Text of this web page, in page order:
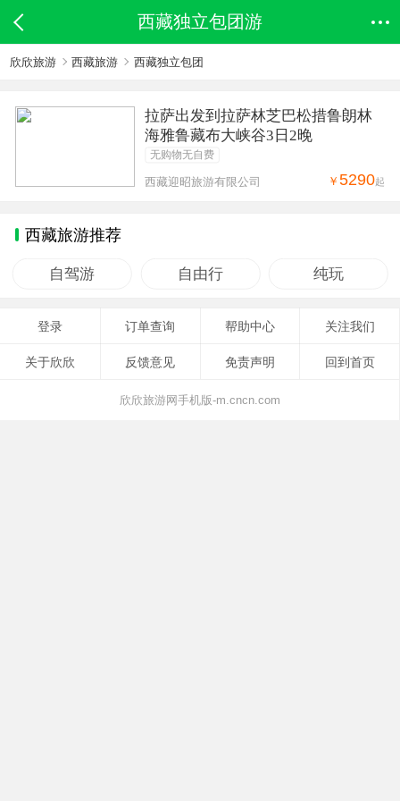
西藏独立包团游
欣欣旅游 西藏旅游 西藏独立包团
拉萨出发到拉萨林芝巴松措鲁朗林
海雅鲁藏布大峡谷3日2晚
无购物无自费
西藏迎昭旅游有限公司 ￥5290起
西藏旅游推荐
自驾游 自由行 纯玩
登录 订单查询 帮助中心 关注我们
关于欣欣 反馈意见 免责声明 回到首页
欣欣旅游网手机版-m.cncn.com